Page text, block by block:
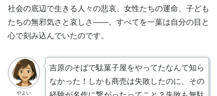
社会の底辺で生きる人々の悲哀、女性たちの運命、子ども
たちの無邪気さと哀しさ——。すべてを一葉は自分の目と
心で刻み込んでいたのです。
やよい
吉原のそばで駄菓子屋をやってたなんて知ら
なかった！しかも商売は失敗したのに、その